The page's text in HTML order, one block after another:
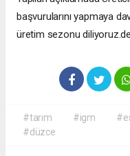
başvurularını yapmaya
üretim sezonu
#tarım #igm
#düzce